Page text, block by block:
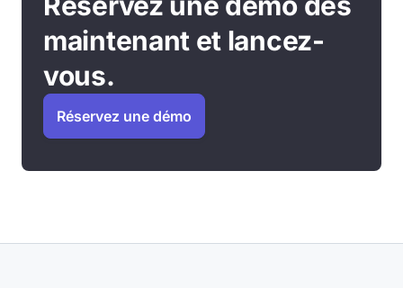
maintenant et lancez-
vous.
Réservez une démo